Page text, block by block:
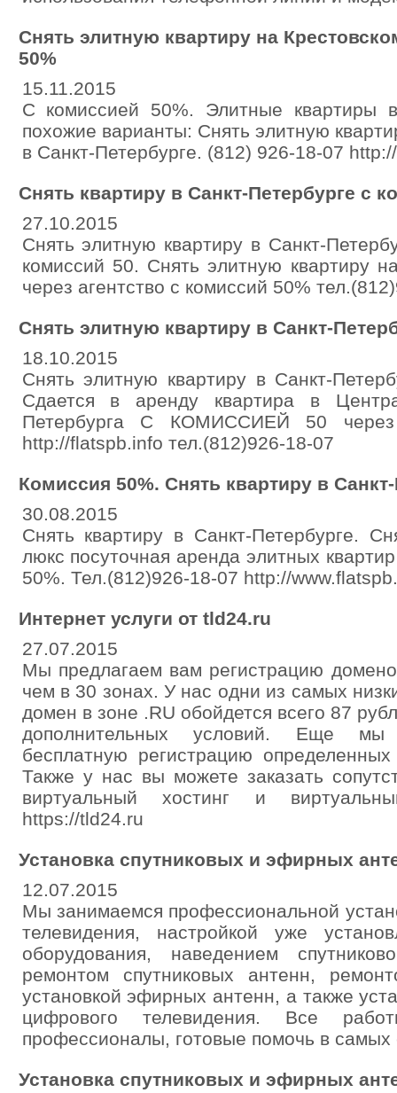
Снять элитную квартиру на
50%
15.11.2015
C комиссией 50%. Элитные квартиры
похожие варианты: Снять элитную
в Санкт-Петербурге. (812) 926-18-07
Снять квартиру в Санкт-Петербурге с
27.10.2015
Снять элитную квартиру в Санкт-
комиссий 50. Снять элитную квартиру
через агентство с комиссий 50%
Снять элитную квартиру в Санкт-
18.10.2015
Снять элитную квартиру в Санкт-
Сдается в аренду квартира в
Петербурга С КОМИССИЕЙ 50
http://flatspb.info тел.(812)926-18-07
Комиссия 50%. Снять квартиру в
30.08.2015
Снять квартиру в Санкт-Петербурге.
люкс посуточная аренда элитных
50%. Тел.(812)926-18-07 http://
Интернет услуги от tld24.ru
27.07.2015
Мы предлагаем вам регистрацию
чем в 30 зонах. У нас одни из самых
домен в зоне .RU обойдется всего 87
дополнительных условий. Еще мы
бесплатную регистрацию
Также у нас вы можете заказать
виртуальный хостинг и
https://tld24.ru
Установка спутниковых и эфирных
12.07.2015
Мы занимаемся профессиональной
телевидения, настройкой уже
оборудования, наведением
ремонтом спутниковых антенн,
установкой эфирных антенн, а также
цифрового телевидения. Все
профессионалы, готовые помочь в самых
Установка спутниковых и эфирных